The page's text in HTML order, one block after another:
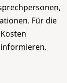
Für die